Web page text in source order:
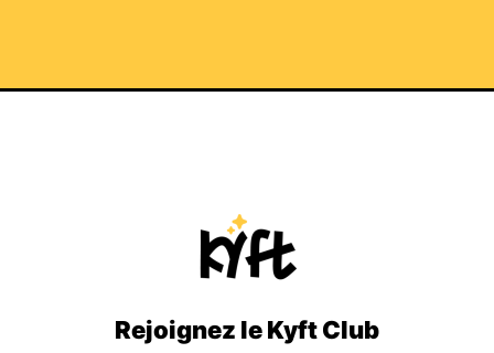
Rejoignez le Kyft Club